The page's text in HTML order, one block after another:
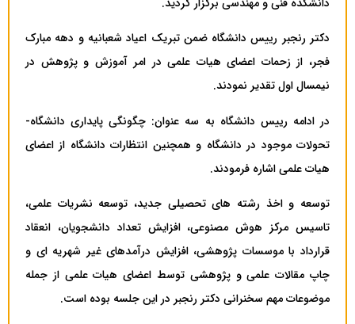
دکتر رنجبر رییس دانشگاه ضمن تبریک اعیاد شعبانیه و دهه مبارک
فجر، از زحمات اعضای هیات علمی در امر آموزش و پژوهش در
نیمسال اول تقدیر نمودند.
در ادامه رییس دانشگاه به سه عنوان: چگونگی پایداری دانشگاه-
تحولات موجود در دانشگاه و همچنین انتظارات دانشگاه از اعضای
هیات علمی اشاره فرمودند.
توسعه و اخذ رشته های تحصیلی جدید، توسعه نشریات علمی،
تاسیس مرکز هوش مصنوعی، افزایش تعداد دانشجویان، انعقاد
قرارداد با موسسات پژوهشی، افزایش درآمدهای غیر شهریه ای و
چاپ مقالات علمی و پژوهشی توسط اعضای هیات علمی از جمله
موضوعات مهم سخنرانی دکتر رنجبر در این جلسه بوده است.